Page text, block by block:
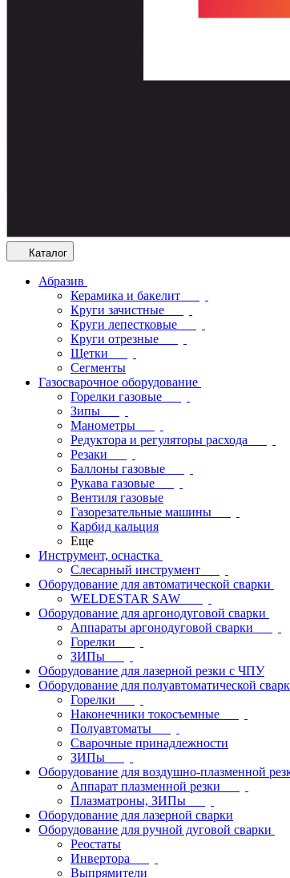
Каталог
Абразив
Керамика и бакелит
Круги зачистные
Круги лепестковые
Круги отрезные
Щетки
Сегменты
Газосварочное оборудование
Горелки газовые
Зипы
Манометры
Редуктора и регуляторы расхода
Резаки
Баллоны газовые
Рукава газовые
Вентиля газовые
Газорезательные машины
Карбид кальция
Еще
Инструмент, оснастка
Слесарный инструмент
Оборудование для автоматической сварки
WELDESTAR SAW
Оборудование для аргонодуговой сварки
Аппараты аргонодуговой сварки
Горелки
ЗИПы
Оборудование для лазерной резки с ЧПУ
Оборудование для полуавтоматической
Горелки
Наконечники токосъемные
Полуавтоматы
Сварочные принадлежности
ЗИПы
Оборудование для воздушно-плазменной
Аппарат плазменной резки
Плазматроны, ЗИПы
Оборудование для лазерной сварки
Оборудование для ручной дуговой сварки
Реостаты
Инвертора
Выпрямители